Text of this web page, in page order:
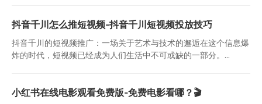
抖音千川怎么推短视频-抖音千川短视频投放技巧
抖音千川的短视频推广：一场关于艺术与技术的邂逅在这个信息爆
炸的时代，短视频已经成为人们生活中不可或缺的一部分。...
小红书在线电影观看免费版-免费电影看哪？🎬